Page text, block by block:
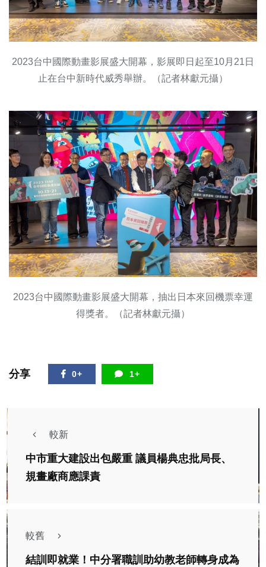
2023台中國際動畫影展盛大開幕，影展即日起至10月21日
止在台中新時代威秀舉辦。（記者林獻元攝）
2023台中國際動畫影展盛大開幕，抽出日本來回機票幸運
得獎者。（記者林獻元攝）
分享 0+ 1+
較新
中市重大建設出包嚴重 議員楊典忠批局長、
規畫廠商應課責
較舊
結訓即就業！中分署職訓助幼教老師轉身成為